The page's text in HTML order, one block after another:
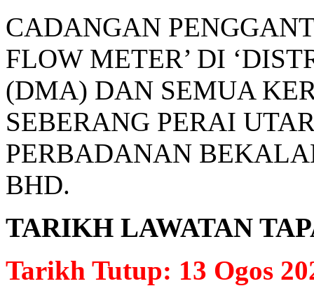
CADANGAN
FLOW METER’ DI
(DMA) DAN SEMUA
SEBERANG PERAI
PERBADANAN
BHD.
TARIKH LAWATAN
Tarikh Tutup: 13 Ogos